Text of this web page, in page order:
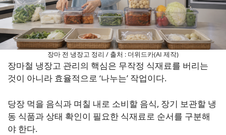
장마 전 냉장고 정리 / 출처 : 더위드카(AI 제작)
장마철 냉장고 관리의 핵심은 무작정 식재료를 버리는
것이 아니라 효율적으로 ‘나누는’ 작업이다.
당장 먹을 음식과 며칠 내로 소비할 음식, 장기 보관할 냉
동 식품과 상태 확인이 필요한 식재료로 순서를 구분해
야 한다.